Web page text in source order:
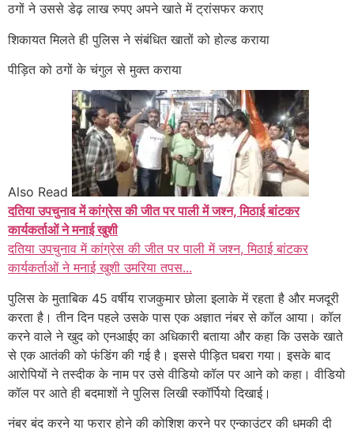
ठगों ने उससे डेढ़ लाख रुपए अपने खाते में ट्रांसफर कराए
शिकायत मिलते ही पुलिस ने संबंधित खातों को होल्ड कराया
पीड़ित को ठगों के चंगुल से मुक्त कराया
Also Read
दतिया उपचुनाव में कांग्रेस की जीत पर पाली में जश्न, मिठाई बांटकर
कार्यकर्ताओं ने मनाई खुशी
दतिया उपचुनाव में कांग्रेस की जीत पर पाली में जश्न, मिठाई बांटकर
कार्यकर्ताओं ने मनाई खुशी उमरिया तपस...
पुलिस के मुताबिक 45 वर्षीय राजकुमार छोला इलाके में रहता है और मजदूरी
करता है। तीन दिन पहले उसके पास एक अज्ञात नंबर से कॉल आया। कॉल
करने वाले ने खुद को एनआईए का अधिकारी बताया और कहा कि उसके खाते
से एक आतंकी को फंडिंग की गई है। इससे पीड़ित घबरा गया। इसके बाद
आरोपियों ने तस्दीक के नाम पर उसे वीडियो कॉल पर आने को कहा। वीडियो
कॉल पर आते ही बदमाशों ने पुलिस लिखी स्कॉर्पियो दिखाई।
नंबर बंद करने या फरार होने की कोशिश करने पर एन्काउंटर की धमकी दी